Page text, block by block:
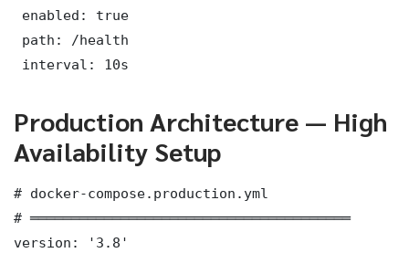
enabled: true
path: /health
interval: 10s
Production Architecture — High
Availability Setup
# docker-compose.production.yml
# ═══════════════════════════════════════
version: '3.8'